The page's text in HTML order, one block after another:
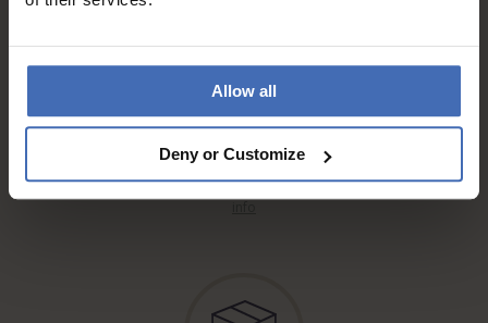
Allow all
Deny or Customize
Spedizione gratuita'*
Raccomandata, Posta A